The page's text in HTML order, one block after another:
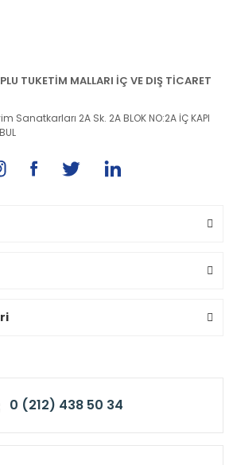
TUKETİM MALLARI İÇ VE DIŞ TİCARET
Sanatkarları 2A Sk. 2A BLOK NO:2A İÇ KAPI
0 (212) 438 50 34